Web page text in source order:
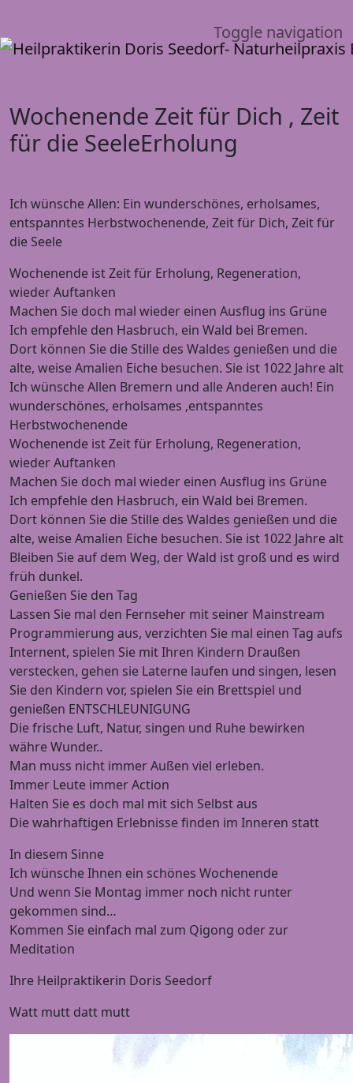
Toggle navigation
Wochenende Zeit für Dich , Zeit
für die SeeleErholung
Ich wünsche Allen: Ein wunderschönes, erholsames,
entspanntes Herbstwochenende, Zeit für Dich, Zeit für
die Seele
Wochenende ist Zeit für Erholung, Regeneration,
wieder Auftanken
Machen Sie doch mal wieder einen Ausflug ins Grüne
Ich empfehle den Hasbruch, ein Wald bei Bremen.
Dort können Sie die Stille des Waldes genießen und die
alte, weise Amalien Eiche besuchen. Sie ist 1022 Jahre alt
Ich wünsche Allen Bremern und alle Anderen auch! Ein
wunderschönes, erholsames ,entspanntes
Herbstwochenende
Wochenende ist Zeit für Erholung, Regeneration,
wieder Auftanken
Machen Sie doch mal wieder einen Ausflug ins Grüne
Ich empfehle den Hasbruch, ein Wald bei Bremen.
Dort können Sie die Stille des Waldes genießen und die
alte, weise Amalien Eiche besuchen. Sie ist 1022 Jahre alt
Bleiben Sie auf dem Weg, der Wald ist groß und es wird
früh dunkel.
Genießen Sie den Tag
Lassen Sie mal den Fernseher mit seiner Mainstream
Programmierung aus, verzichten Sie mal einen Tag aufs
Internent, spielen Sie mit Ihren Kindern Draußen
verstecken, gehen sie Laterne laufen und singen, lesen
Sie den Kindern vor, spielen Sie ein Brettspiel und
genießen ENTSCHLEUNIGUNG
Die frische Luft, Natur, singen und Ruhe bewirken
währe Wunder..
Man muss nicht immer Außen viel erleben.
Immer Leute immer Action
Halten Sie es doch mal mit sich Selbst aus
Die wahrhaftigen Erlebnisse finden im Inneren statt
In diesem Sinne
Ich wünsche Ihnen ein schönes Wochenende
Und wenn Sie Montag immer noch nicht runter
gekommen sind…
Kommen Sie einfach mal zum Qigong oder zur
Meditation
Ihre Heilpraktikerin Doris Seedorf
Watt mutt datt mutt